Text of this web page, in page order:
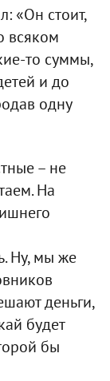
«Он стоит,
всяком
то суммы,
и до
одну
– не
На
Ну, мы же
деньги,
будет
бы